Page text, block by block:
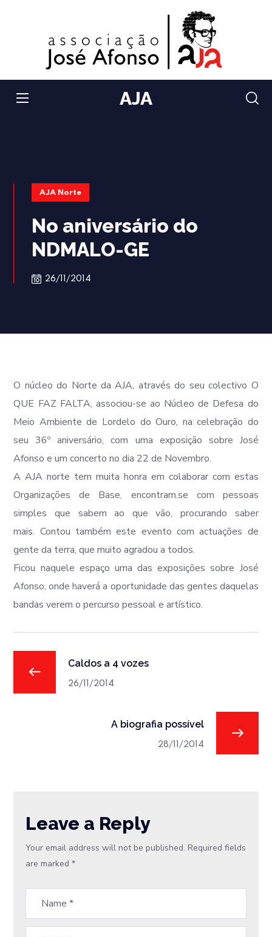
AJA
AJA Norte
No aniversário do
NDMALO-GE
26/11/2014
O núcleo do Norte da AJA, através do seu colectivo O
QUE FAZ FALTA, associou-se ao Núcleo de Defesa do
Meio Ambiente de Lordelo do Ouro, na celebração do
seu 36º aniversário, com uma exposição sobre José
Afonso e um concerto no dia 22 de Novembro.
A AJA norte tem muita honra em colaborar com estas
Organizações de Base, encontram.se com pessoas
simples que sabem ao que vão, procurando saber
mais. Contou também este evento com actuações de
gente da terra, que muito agradou a todos.
Ficou naquele espaço uma das exposições sobre José
Afonso, onde haverá a oportunidade das gentes daquelas
bandas verem o percurso pessoal e artístico.
Caldos a 4 vozes
26/11/2014
A biografia possível
28/11/2014
Leave a Reply
Your email address will not be published. Required fields
are marked*